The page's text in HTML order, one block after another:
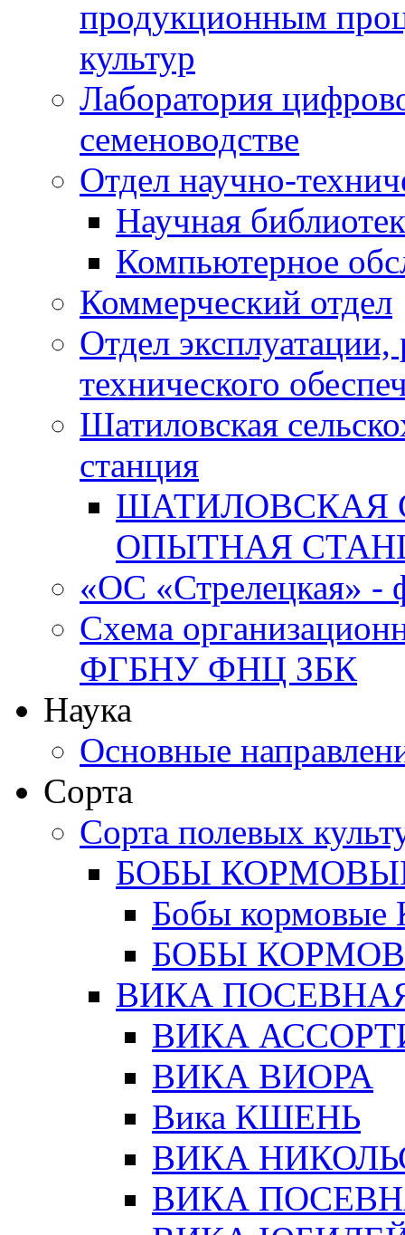
продукционным
культур
Лаборатория
семеноводстве
Отдел научно-
Научная
Компьютерное
Коммерческий отдел
Отдел
технического
Шатиловская
станция
ШАТИЛОВСКАЯ
ОПЫТНАЯ
«ОС «Стрелецкая»
Схема
ФГБНУ ФНЦ ЗБК
Наука
Основные
Сорта
Сорта полевых
БОБЫ
Бобы
БОБЫ
ВИКА
ВИКА
ВИКА ВИОРА
Вика КШЕНЬ
ВИКА
ВИКА